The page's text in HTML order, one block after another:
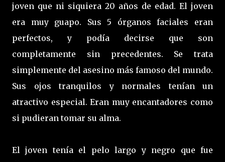
joven que ni siquiera 20 años de edad. El joven
era muy guapo. Sus 5 órganos faciales eran
perfectos, y podía decirse que son
completamente sin precedentes. Se trata
simplemente del asesino más famoso del mundo.
Sus ojos tranquilos y normales tenían un
atractivo especial. Eran muy encantadores como
si pudieran tomar su alma.
El joven tenía el pelo largo y negro que fue